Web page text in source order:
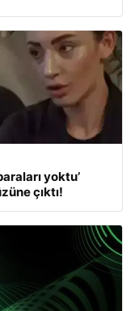
yoktu’
çıktı!